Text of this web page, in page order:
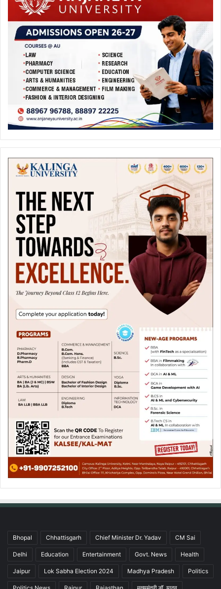
Bhopal Chhattisgarh Chief Minister Dr. Yadav CM Sai
Delhi Education Entertainment Govt. News Health
Jaipur Lok Sabha Election 2024 Madhya Pradesh Politics